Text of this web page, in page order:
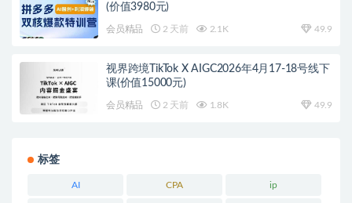
(价值3980元)
会员精品 2 天前 2.1K 49.9
视界跨境TikTok X AIGC2026年4月17-18号线下
课(价值15000元)
会员精品 2 天前 1.8K 49.9
标签
AI CPA ip